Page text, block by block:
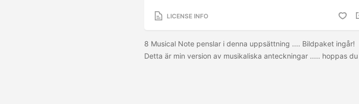
LICENSE INFO
8 Musical Note penslar i denna uppsättning .... Bildpaket ingår!
Detta är min version av musikaliska anteckningar ..... hoppas du